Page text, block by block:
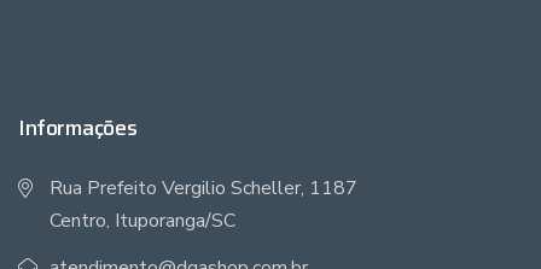
Informações
Rua Prefeito Vergilio Scheller, 1187
Centro, Ituporanga/SC